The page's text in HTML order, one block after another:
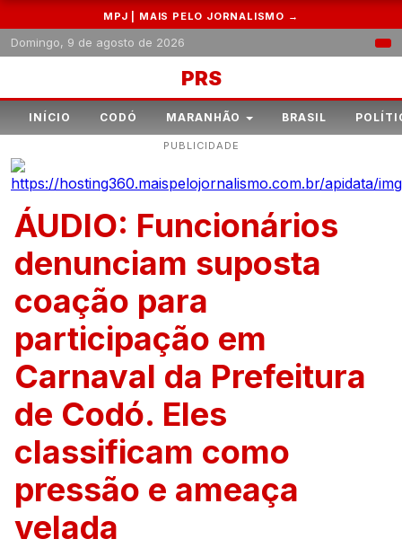
MPJ | MAIS PELO JORNALISMO →
Domingo, 9 de agosto de 2026
PRS
INÍCIO CODÓ MARANHÃO BRASIL
PUBLICIDADE
ÁUDIO: Funcionários
denunciam suposta
coação para
participação em
Carnaval da Prefeitura
de Codó. Eles
classificam como
pressão e ameaça
velada